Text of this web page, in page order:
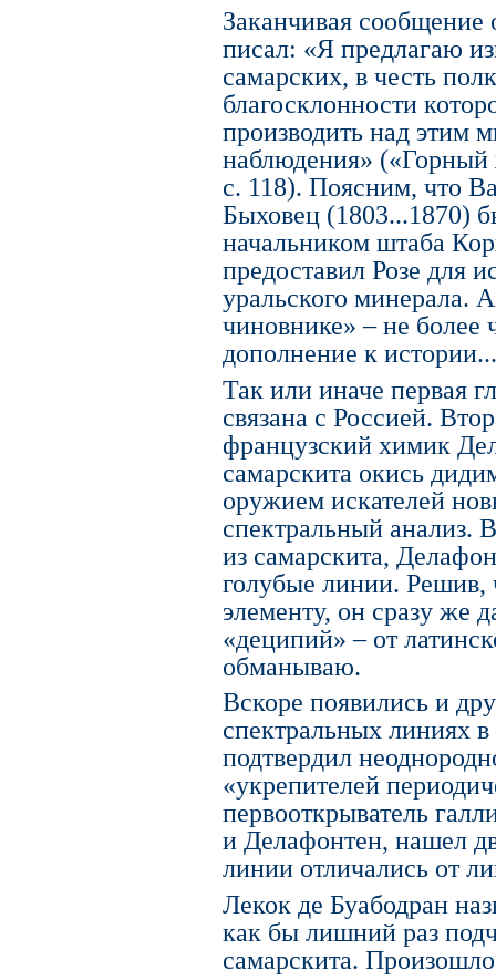
Заканчивая сообщение
писал: «Я предлагаю
самарских, в честь
благосклонности
производить над этим
наблюдения»
с. 118). Поясним, что
Быховец (1803...1870)
начальником штаба
предоставил Розе для
уральского минерала.
чиновнике» – не
дополнение к
Так или иначе первая
связана с Россией.
французский химик
самарскита окись
оружием искателей
спектральный анализ.
из самарскита,
голубые линии. Решив,
элементу, он сразу же
«деципий» – от
обманываю.
Вскоре появились и
спектральных линиях
подтвердил
«укрепителей
первооткрыватель
и Делафонтен, нашел
линии отличались от
Лекок де Буабодран
как бы лишний раз
самарскита. Произошло